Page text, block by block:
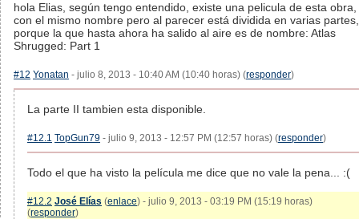
hola Elias, según tengo entendido, existe una pelicula de esta obra,
con el mismo nombre pero al parecer está dividida en varias partes,
porque la que hasta ahora ha salido al aire es de nombre: Atlas
Shrugged: Part 1
#12 Yonatan - julio 8, 2013 - 10:40 AM (10:40 horas) (responder)
La parte II tambien esta disponible.
#12.1 TopGun79 - julio 9, 2013 - 12:57 PM (12:57 horas) (responder)
Todo el que ha visto la película me dice que no vale la pena... :(
#12.2 José Elías (enlace) - julio 9, 2013 - 03:19 PM (15:19 horas)
(responder)